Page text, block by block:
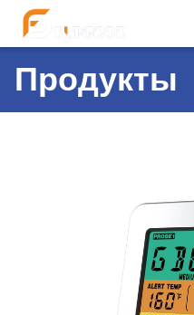
Продукты